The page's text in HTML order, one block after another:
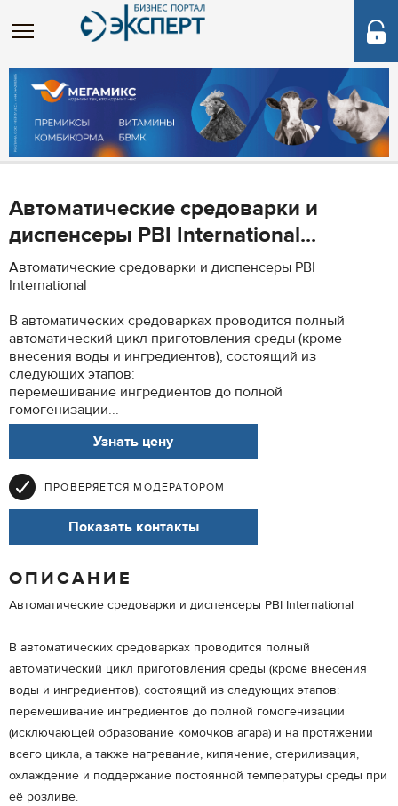
Автоматические средоварки и
диспенсеры PBI International...
Автоматические средоварки и диспенсеры PBI
International
В автоматических средоварках проводится полный
автоматический цикл приготовления среды (кроме
внесения воды и ингредиентов), состоящий из
следующих этапов:
перемешивание ингредиентов до полной
гомогенизации...
Узнать цену
ПРОВЕРЯЕТСЯ МОДЕРАТОРОМ
Показать контакты
ОПИСАНИЕ
Автоматические средоварки и диспенсеры PBI International
В автоматических средоварках проводится полный
автоматический цикл приготовления среды (кроме внесения
воды и ингредиентов), состоящий из следующих этапов:
перемешивание ингредиентов до полной гомогенизации
(исключающей образование комочков агара) и на протяжении
всего цикла, а также нагревание, кипячение, стерилизация,
охлаждение и поддержание постоянной температуры среды при
её розливе.